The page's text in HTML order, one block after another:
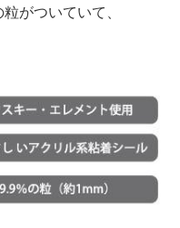
がついていて、